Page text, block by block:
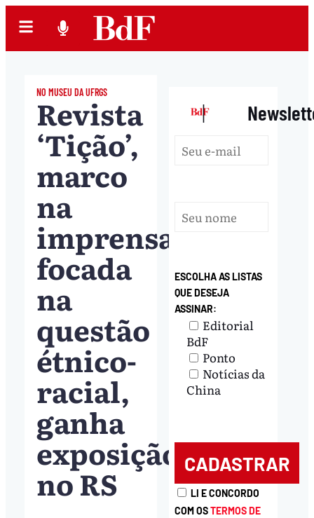
NO MUSEU DA UFRGS
Revista
‘Tição’,
marco
na
imprensa
focada
na
questão
étnico-
racial,
ganha
exposição
no RS
|
ESCOLHA AS LISTAS
QUE DESEJA
ASSINAR:
Editorial
BdF
Ponto
Notícias da
China
LI E CONCORDO
COM OSTERMOS DE